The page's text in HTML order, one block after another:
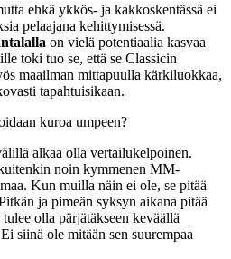
ehkä ykkös- ja kakkoskentässä ei
pelaajana kehittymisessä.
on vielä potentiaalia kasvaa
toki tuo se, että se Classicin
maailman mittapuulla kärkiluokkaa,
tapahtuisikaan.
kuroa umpeen?
alkaa olla vertailukelpoinen.
noin kymmenen MM-
Kun muilla näin ei ole, se pitää
ja pimeän syksyn aikana pitää
olla pärjätäkseen keväällä
siinä ole mitään sen suurempaa